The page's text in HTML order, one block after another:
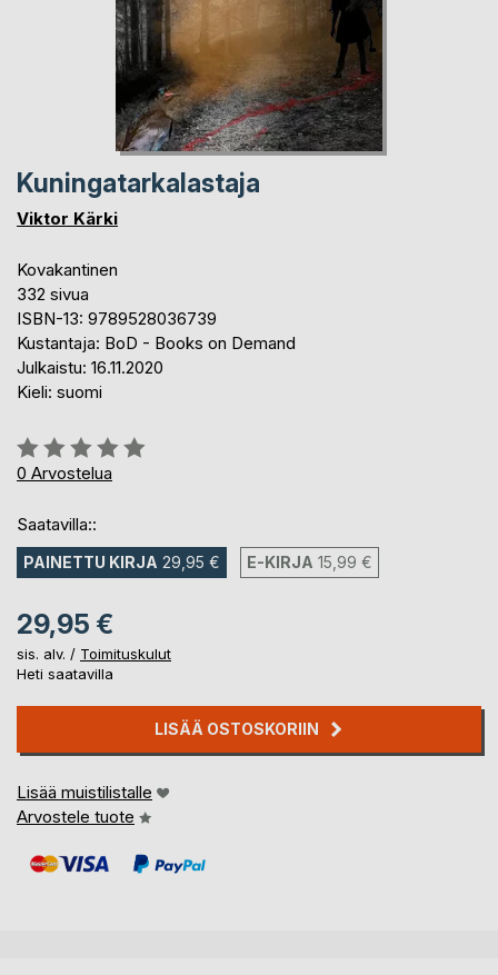
Kuningatarkalastaja
Viktor Kärki
Kovakantinen
332 sivua
ISBN-13: 9789528036739
Kustantaja: BoD - Books on Demand
Julkaistu: 16.11.2020
Kieli: suomi
Arvostelu::
0%
0 Arvostelua
Saatavilla::
PAINETTU KIRJA 29,95 € E-KIRJA 15,99 €
29,95 €
sis. alv. / Toimituskulut
Heti saatavilla
LISÄÄ OSTOSKORIIN
Lisää muistilistalle
Arvostele tuote